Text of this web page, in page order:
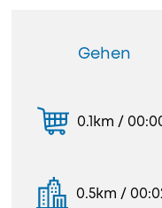
Gehen
0.1km /
0.5km /